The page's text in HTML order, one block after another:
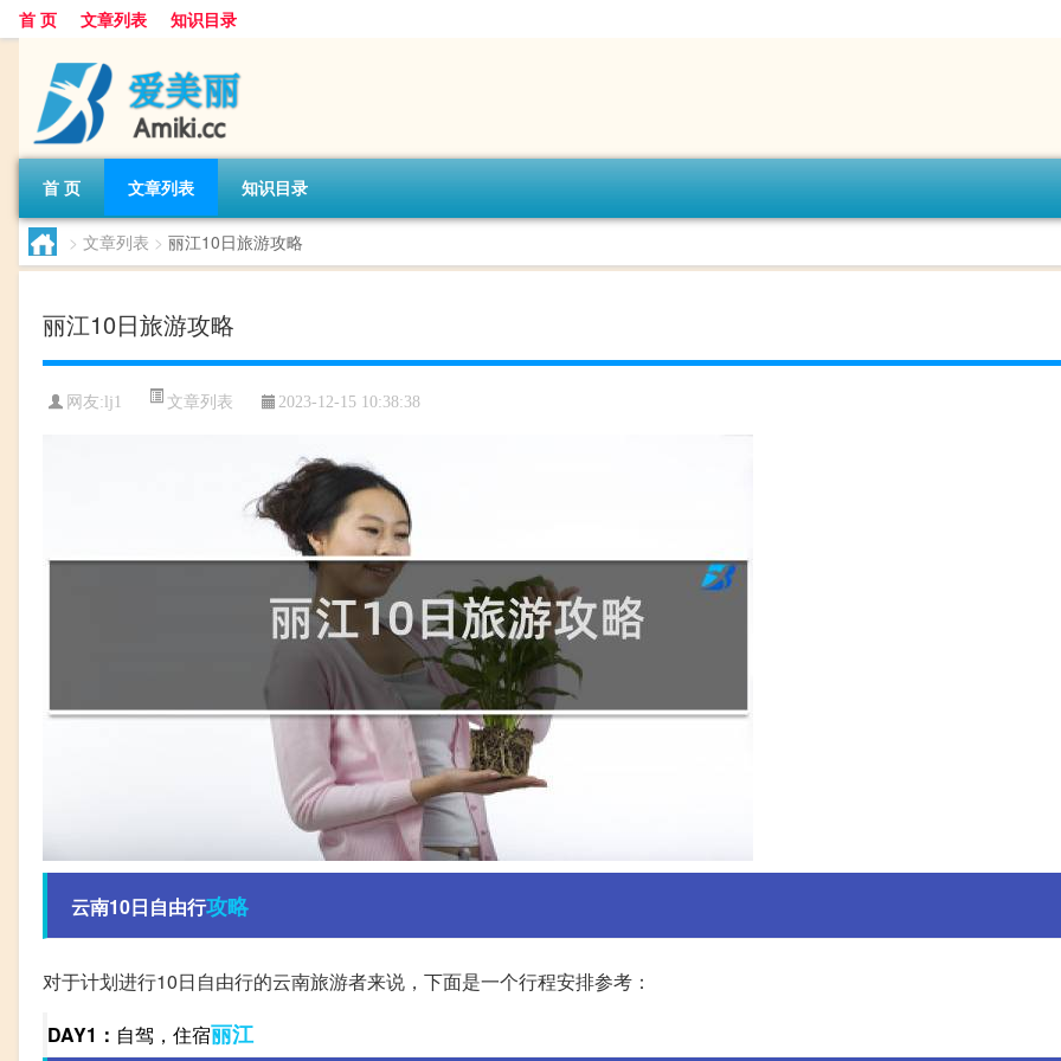
首 页 文章列表 知识目录
首 页 文章列表 知识目录
> 文章列表 > 丽江10日旅游攻略
丽江10日旅游攻略
网友: lj1 文章列表 2023-12-15 10:38:38
云南10日自由行攻略
对于计划进行10日自由行的云南旅游者来说，下面是一个行程安排参考：
DAY1： 自驾，住宿丽江